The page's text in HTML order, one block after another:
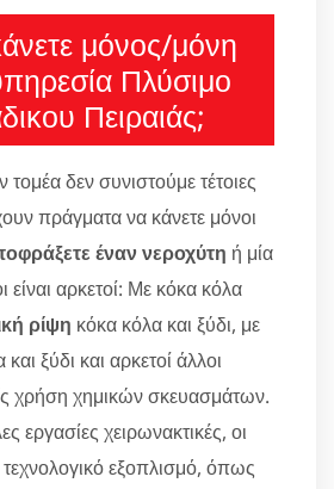
μόνος/μόνη
Πλύσιμο
Πειραιάς;
τομέα δεν συνιστούμε τέτοιες
πράγματα να κάνετε μόνοι
έναν νεροχύτη ή μία
είναι αρκετοί: Με κόκα κόλα
ρίψη κόκα κόλα και ξύδι, με
ξύδι και αρκετοί άλλοι
χρήση χημικών σκευασμάτων.
εργασίες χειρωνακτικές, οι
εξοπλισμό, όπως